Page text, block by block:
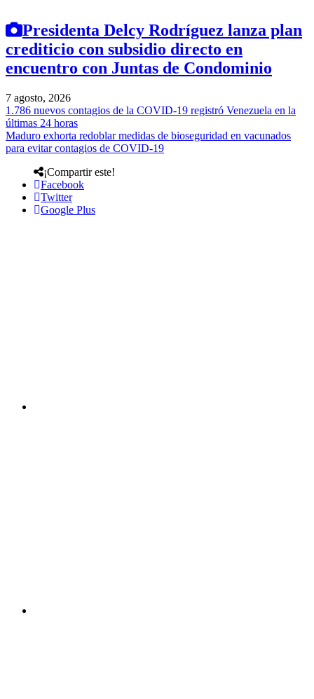
Presidenta Delcy Rodríguez lanza plan
crediticio con subsidio directo en
encuentro con Juntas de Condominio
7 agosto, 2026
1.786 nuevos contagios de la COVID-19 registró Venezuela en la
últimas 24 horas
Maduro exhorta redoblar medidas de bioseguridad en vacunados
para evitar contagios de COVID-19
¡Compartir este!
Facebook
Twitter
Google Plus